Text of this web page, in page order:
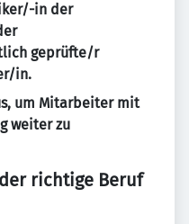
in der
geprüfte/r
in.
um Mitarbeiter mit
weiter zu
richtige Beruf